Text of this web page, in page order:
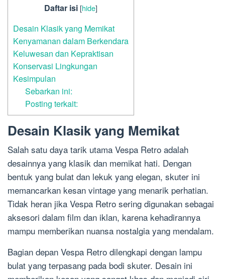
Daftar isi [hide]
Desain Klasik yang Memikat
Kenyamanan dalam Berkendara
Keluwesan dan Kepraktisan
Konservasi Lingkungan
Kesimpulan
Sebarkan ini:
Posting terkait:
Desain Klasik yang Memikat
Salah satu daya tarik utama Vespa Retro adalah
desainnya yang klasik dan memikat hati. Dengan
bentuk yang bulat dan lekuk yang elegan, skuter ini
memancarkan kesan vintage yang menarik perhatian.
Tidak heran jika Vespa Retro sering digunakan sebagai
aksesori dalam film dan iklan, karena kehadirannya
mampu memberikan nuansa nostalgia yang mendalam.
Bagian depan Vespa Retro dilengkapi dengan lampu
bulat yang terpasang pada bodi skuter. Desain ini